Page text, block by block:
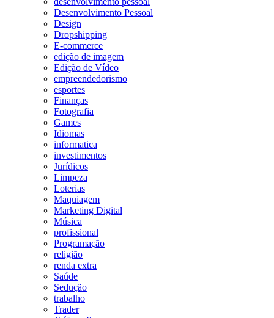
Desenvolvimento Pessoal
Design
Dropshipping
E-commerce
edição de imagem
Edição de Vídeo
empreendedorismo
esportes
Finanças
Fotografia
Games
Idiomas
informatica
investimentos
Jurídicos
Limpeza
Loterias
Maquiagem
Marketing Digital
Música
profissional
Programação
religião
renda extra
Saúde
Sedução
trabalho
Trader